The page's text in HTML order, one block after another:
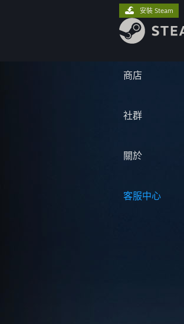
商店
社群
關於
客服中心
安裝 Steam